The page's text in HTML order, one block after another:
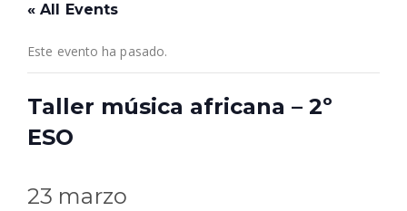
« All Events
Este evento ha pasado.
Taller música africana – 2º
ESO
23 marzo